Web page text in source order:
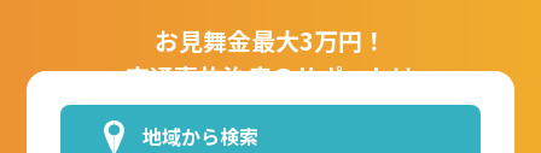
お見舞金最大3万円！
交通事故治療のサポートは
お任せください！
地域から検索